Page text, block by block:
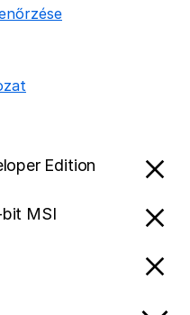
Edition
MSI